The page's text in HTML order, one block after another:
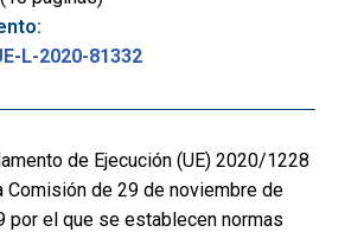
L-2020-81332
de Ejecución (UE) 2020/1228
Comisión de 29 de noviembre de
por el que se establecen normas